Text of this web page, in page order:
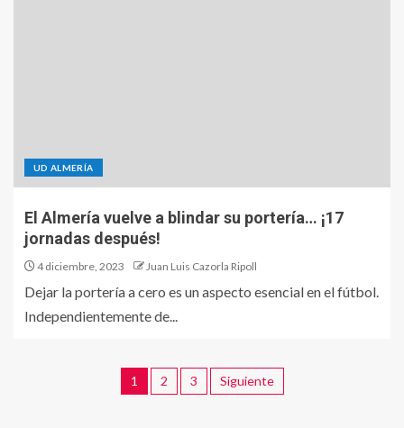
UD ALMERÍA
El Almería vuelve a blindar su portería… ¡17
jornadas después!
4 diciembre, 2023 Juan Luis Cazorla Ripoll
Dejar la portería a cero es un aspecto esencial en el fútbol.
Independientemente de...
1 2 3 Siguiente